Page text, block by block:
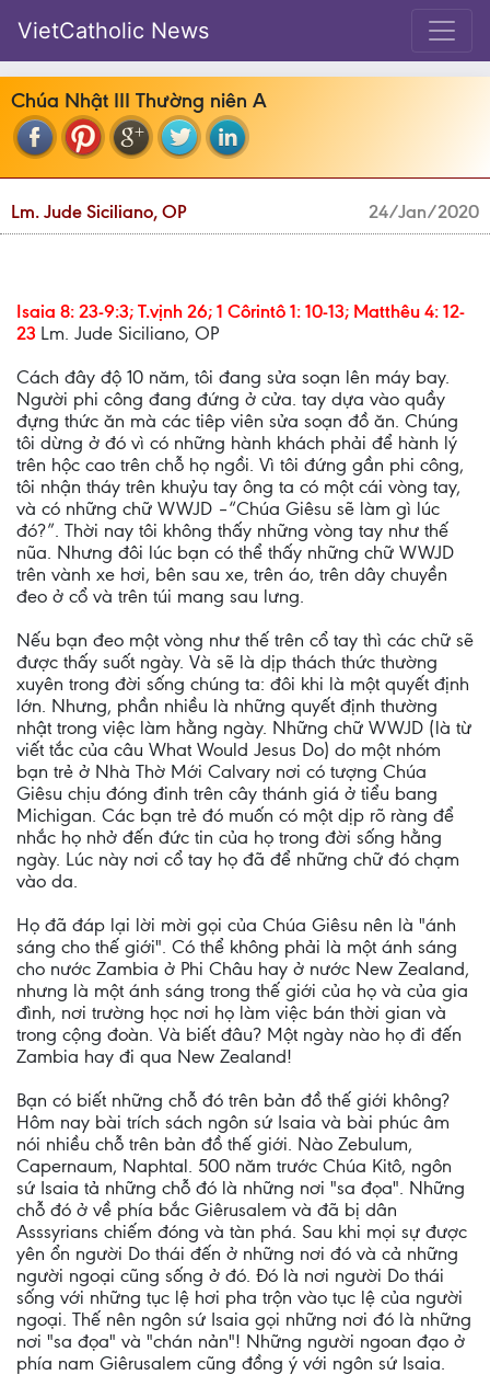
VietCatholic News
Chúa Nhật III Thường niên A
Lm. Jude Siciliano, OP 24/Jan/2020
Isaia 8: 23-9:3; T.vịnh 26; 1 Côrintô 1: 10-13; Matthêu 4: 12-
23 Lm. Jude Siciliano, OP
Cách đây độ 10 năm, tôi đang sửa soạn lên máy bay.
Người phi công đang đứng ở cửa. tay dựa vào quầy
đựng thức ăn mà các tiêp viên sửa soạn đồ ăn. Chúng
tôi dừng ở đó vì có những hành khách phải để hành lý
trên hộc cao trên chỗ họ ngồi. Vì tôi đứng gần phi công,
tôi nhận tháy trên khuỷu tay ông ta có một cái vòng tay,
và có những chữ WWJD –“Chúa Giêsu sẽ làm gì lúc
đó?”. Thời nay tôi không thấy những vòng tay như thế
nũa. Nhưng đôi lúc bạn có thể thấy những chữ WWJD
trên vành xe hơi, bên sau xe, trên áo, trên dây chuyền
đeo ở cổ và trên túi mang sau lưng.
Nếu bạn đeo một vòng như thế trên cổ tay thì các chữ sẽ
được thấy suốt ngày. Và sẽ là dịp thách thức thường
xuyên trong đời sống chúng ta: đôi khi là một quyết định
lớn. Nhưng, phần nhiều là những quyết định thường
nhật trong việc làm hằng ngày. Những chữ WWJD (là từ
viết tắc của câu What Would Jesus Do) do một nhóm
bạn trẻ ở Nhà Thờ Mới Calvary nơi có tượng Chúa
Giêsu chịu đóng đinh trên cây thánh giá ở tiểu bang
Michigan. Các bạn trẻ đó muốn có một dịp rõ ràng để
nhắc họ nhở đến đức tin của họ trong đời sống hằng
ngày. Lúc này nơi cổ tay họ đã để những chữ đó chạm
vào da.
Họ đã đáp lại lời mời gọi của Chúa Giêsu nên là "ánh
sáng cho thế giới". Có thể không phải là một ánh sáng
cho nước Zambia ở Phi Châu hay ở nước New Zealand,
nhưng là một ánh sáng trong thế giới của họ và của gia
đình, nơi trường học nơi họ làm việc bán thời gian và
trong cộng đoàn. Và biết đâu? Một ngày nào họ đi đến
Zambia hay đi qua New Zealand!
Bạn có biết những chỗ đó trên bản đồ thế giới không?
Hôm nay bài trích sách ngôn sứ Isaia và bài phúc âm
nói nhiều chỗ trên bản đồ thế giới. Nào Zebulum,
Capernaum, Naphtal. 500 năm trước Chúa Kitô, ngôn
sứ Isaia tả những chỗ đó là những nơi "sa đọa". Những
chỗ đó ở về phía bắc Giêrusalem và đã bị dân
Asssyrians chiếm đóng và tàn phá. Sau khi mọi sự được
yên ổn người Do thái đến ở những nơi đó và cả những
người ngoại cũng sống ở đó. Đó là nơi người Do thái
sống với những tục lệ hơi pha trộn vào tục lệ của người
ngoại. Thế nên ngôn sứ Isaia gọi những nơi đó là những
nơi "sa đọa" và "chán nản"! Những người ngoan đạo ở
phía nam Giêrusalem cũng đồng ý với ngôn sứ Isaia.